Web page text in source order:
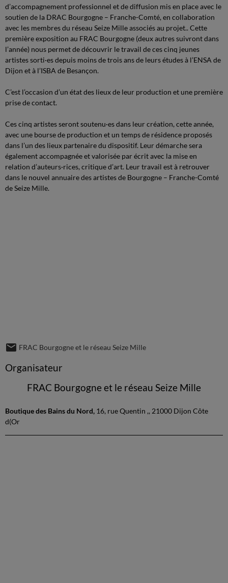
d’accompagnement professionnel et de diffusion mis en place avec le
soutien de la DRAC Bourgogne – Franche-Comté, en collaboration
avec les membres du réseau Seize Mille associés au projet.. Cette
première exposition au FRAC Bourgogne (deux autres suivront dans
l’année) nous permet de découvrir le travail de ces cinq jeunes
artistes sorti·es depuis moins de trois ans de leurs études à l’ENSA de
Dijon et à l’ISBA de Besançon.
C’est l’occasion d’un état des lieux de leur production et une première
prise de contact.
Ces cinq artistes seront soutenu·es dans leur création, cette année,
avec une bourse de production et un temps de résidence proposés
dans l’un des lieux partenaire du dispositif. Leur démarche sera
également accompagnée et valorisée par écrit avec la mise en
relation d’auteurs·rices, critique d’art. Leur travail est à retrouver
dans le nouvel annuaire des artistes de Bourgogne – Franche-Comté
de Seize Mille.
FRAC Bourgogne et le réseau Seize Mille
Organisateur
FRAC Bourgogne et le réseau Seize Mille
Boutique des Bains du Nord, 16, rue Quentin ,, 21000 Dijon Côte
d(Or